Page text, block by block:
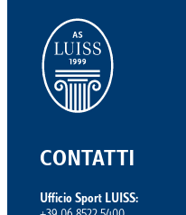
CONTATTI
Ufficio Sport LUISS: